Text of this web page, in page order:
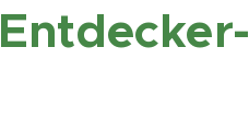
Entdecker-